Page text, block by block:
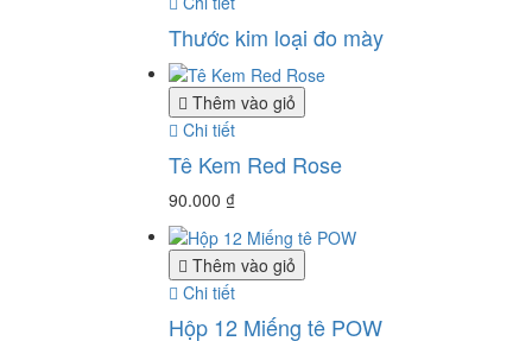
Thước kim loại đo mày
Thêm vào giỏ
Chi tiết
Tê Kem Red Rose
90.000 ₫
Thêm vào giỏ
Chi tiết
Hộp 12 Miếng tê POW